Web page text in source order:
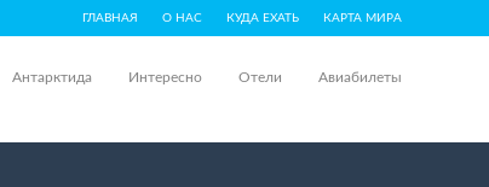
ГЛАВНАЯ О НАС КУДА ЕХАТЬ КАРТА МИРА
Антарктида Интересно Отели Авиабилеты